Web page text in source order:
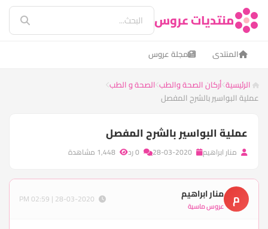
منتديات عروس
المنتدى مجلة عروس
الرئيسية أركان الصحة والطب الصحة و الطب
عملية البواسير بالشرح المفصل
عملية البواسير بالشرح المفصل
منار ابراهيم
م منار ابراهيم
عروس ماسية